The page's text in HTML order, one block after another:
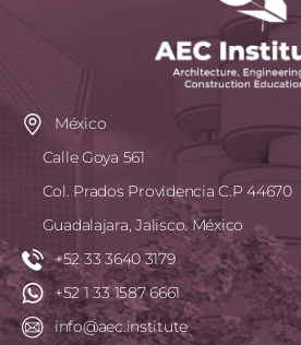
México
Calle Goya 561
Col. Prados Providencia C.P 44670
Guadalajara, Jalisco. México
+52 33 3640 3179
+52 1 33 1587 6661
info@aec.institute